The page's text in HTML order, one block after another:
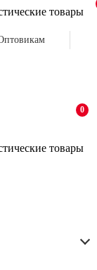
товары
0
товары